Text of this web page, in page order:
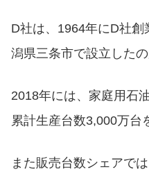
D社は、1964年にD社
潟県三条市で設立したの
2018年には、家庭用石
累計生産台数3,000万台
また販売台数シェアで